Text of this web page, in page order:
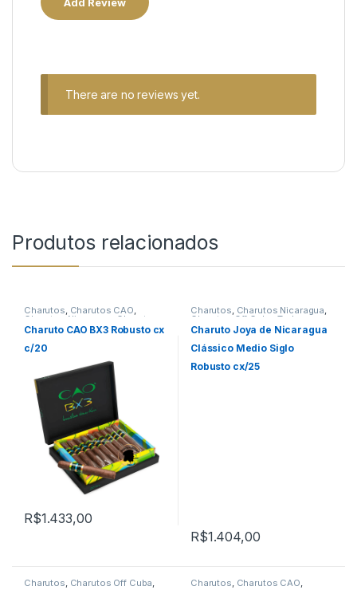
There are no reviews yet.
Produtos relacionados
Charutos, Charutos CAO,
Charutos Nicaragua Charutos
Off Cuba
Charuto CAO BX3 Robusto cx
c/20
R$1.433,00
Charutos, Charutos Nicaragua,
Charutos Off Cuba ,Todos
Produtos
Charuto Joya de Nicaragua
Clássico Medio Siglo
Robusto cx/25
R$1.404,00
Charutos, Charutos Off Cuba, Charutos, Charutos CAO,